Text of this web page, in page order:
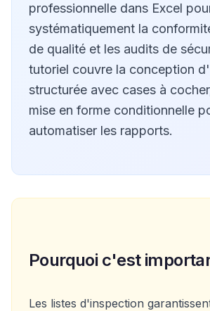
professionnelle dans Excel
systématiquement la
de qualité et les audits de
tutoriel couvre la conception
structurée avec cases à
mise en forme conditionnelle
automatiser les rapports.
Pourquoi c'est
Les listes d'inspection